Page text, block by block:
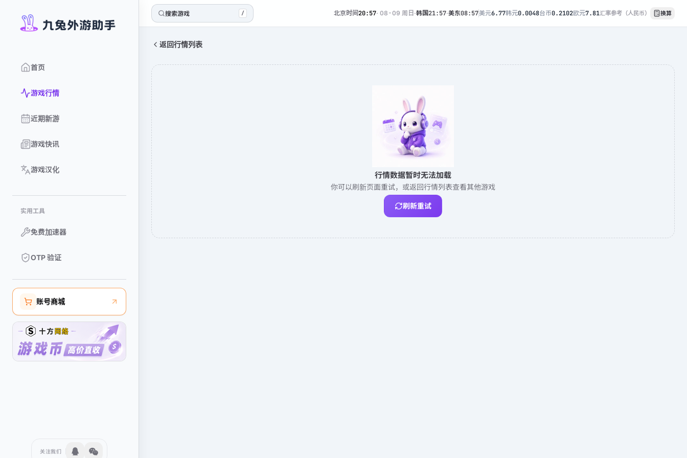
首页
游戏行情
近期新游
游戏快讯
游戏汉化
实用工具
免费加速器
OTP 验证
账号商城
关注我们
搜索游戏 / 北京时间20:57· 08-09 周日 ·韩国21:57·美东08:57美元6.77韩元0.0048台币0.2102欧元7.81汇率参考（人民币） 换算
返回行情列表
行情数据暂时无法加载
你可以刷新页面重试，或返回行情列表查看其他游戏
刷新重试